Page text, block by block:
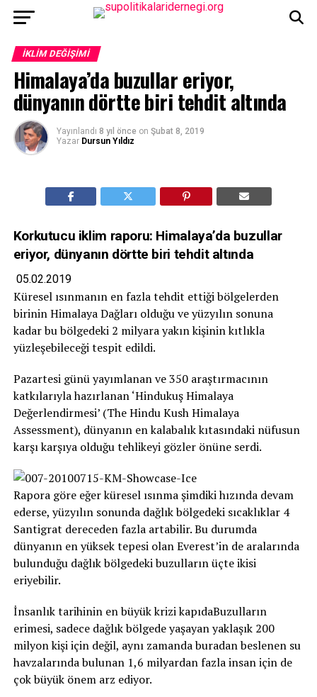
İKLIM DEĞIŞIMI
Himalaya’da buzullar eriyor,
dünyanın dörtte biri tehdit altında
Yayınlandı 8 yıl önce on Şubat 8, 2019
Yazar Dursun Yıldız
Korkutucu iklim raporu: Himalaya’da buzullar
eriyor, dünyanın dörtte biri tehdit altında
05.02.2019
Küresel ısınmanın en fazla tehdit ettiği bölgelerden
birinin Himalaya Dağları olduğu ve yüzyılın sonuna
kadar bu bölgedeki 2 milyara yakın kişinin kıtlıkla
yüzleşebileceği tespit edildi.
Pazartesi günü yayımlanan ve 350 araştırmacının
katkılarıyla hazırlanan ‘Hindukuş Himalaya
Değerlendirmesi’ (The Hindu Kush Himalaya
Assessment), dünyanın en kalabalık kıtasındaki nüfusun
karşı karşıya olduğu tehlikeyi gözler önüne serdi.
Rapora göre eğer küresel ısınma şimdiki hızında devam
ederse, yüzyılın sonunda dağlık bölgedeki sıcaklıklar 4
Santigrat dereceden fazla artabilir. Bu durumda
dünyanın en yüksek tepesi olan Everest’in de aralarında
bulunduğu dağlık bölgedeki buzulların üçte ikisi
eriyebilir.
İnsanlık tarihinin en büyük krizi kapıdaBuzulların
erimesi, sadece dağlık bölgede yaşayan yaklaşık 200
milyon kişi için değil, aynı zamanda buradan beslenen su
havzalarında bulunan 1,6 milyardan fazla insan için de
çok büyük önem arz ediyor.